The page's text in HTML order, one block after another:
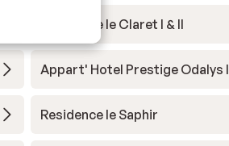
Residence le Claret I & II
Appart' Hotel Prestige Odalys
Residence le Saphir